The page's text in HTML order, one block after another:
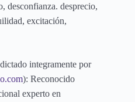
desconfianza. desprecio,
excitación,
integramente por
): Reconocido
experto en